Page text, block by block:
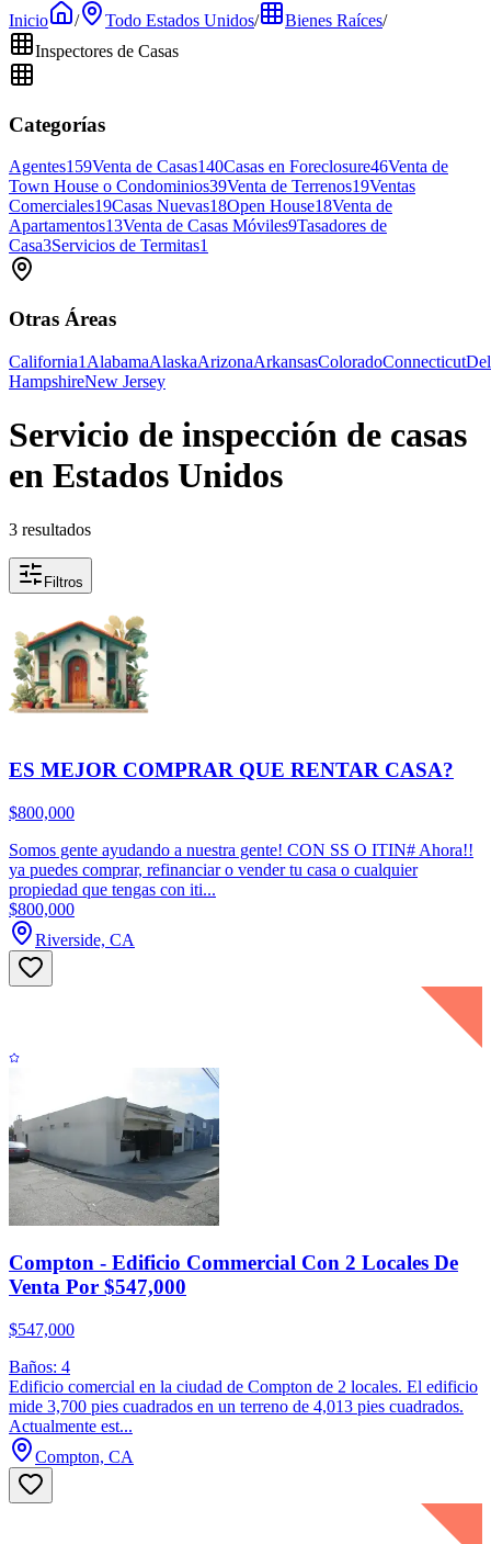
Inicio
/ Todo Estados Unidos/ Bienes Raíces/
Inspectores de Casas
Categorías
Agentes159Venta de Casas140Casas en Foreclosure46Venta de
Town House o Condominios39Venta de Terrenos19Ventas
Comerciales19Casas Nuevas18Open House18Venta de
Apartamentos13Venta de Casas Móviles9Tasadores de
Casa3Servicios de Termitas1
Otras Áreas
California1 AlabamaAlaskaArizonaArkansasColoradoConnecticut
HampshireNew Jersey
Servicio de inspección de casas
en Estados Unidos
3 resultados
Filtros
ES MEJOR COMPRAR QUE RENTAR CASA?
$800,000
Somos gente ayudando a nuestra gente! CON SS O ITIN# Ahora!!
ya puedes comprar, refinanciar o vender tu casa o cualquier
propiedad que tengas con iti...
$800,000
Riverside, CA
Compton - Edificio Commercial Con 2 Locales De
Venta Por $547,000
$547,000
Baños: 4
Edificio comercial en la ciudad de Compton de 2 locales. El edificio
mide 3,700 pies cuadrados en un terreno de 4,013 pies cuadrados.
Actualmente est...
Compton, CA